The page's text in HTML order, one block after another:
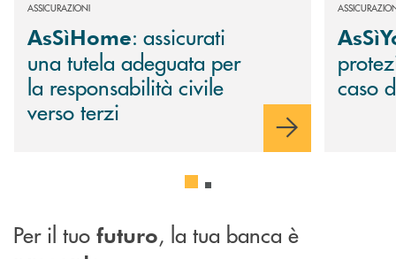
ASSICURAZIONI
AsSìHome: assicurati
una tutela adeguata per
la responsabilità civile
verso terzi
caso
Per il tuo futuro, la tua banca è